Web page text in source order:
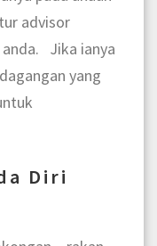
advisor
Jika ianya
yang
Diri